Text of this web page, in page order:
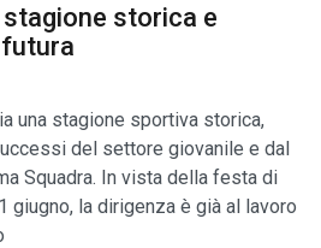
storica e
una stagione sportiva storica,
del settore giovanile e dal
Squadra. In vista della festa di
giugno, la dirigenza è già al lavoro